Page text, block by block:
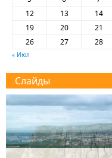
« Июл
12
13 14
19
20 21
26
27 28
Слайды